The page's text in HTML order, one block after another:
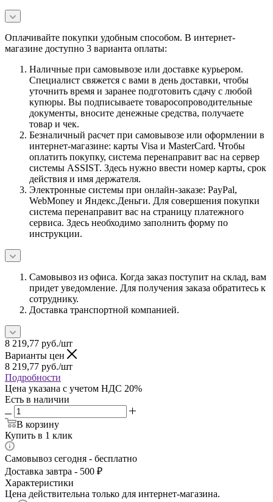
Оплачивайте покупки удобным способом. В интернет-
магазине доступно 3 варианта оплаты:
Наличные при самовывозе или доставке курьером.
Специалист свяжется с вами в день доставки, чтобы
уточнить время и заранее подготовить сдачу с любой
купюры. Вы подписываете товаросопроводительные
документы, вносите денежные средства, получаете
товар и чек.
Безналичный расчет при самовывозе или оформлении в
интернет-магазине: карты Visa и MasterCard. Чтобы
оплатить покупку, система перенаправит вас на сервер
системы ASSIST. Здесь нужно ввести номер карты, срок
действия и имя держателя.
Электронные системы при онлайн-заказе: PayPal,
WebMoney и Яндекс.Деньги. Для совершения покупки
система перенаправит вас на страницу платежного
сервиса. Здесь необходимо заполнить форму по
инструкции.
Самовывоз из офиса. Когда заказ поступит на склад, вам
придет уведомление. Для получения заказа обратитесь к
сотруднику.
Доставка транспортной компанией.
8 219,77 руб./шт
Варианты цен
8 219,77 руб./шт
Подробности
Цена указана с учетом НДС 20%
Есть в наличии
В корзину
Купить в 1 клик
Самовывоз сегодня - бесплатно
Доставка завтра - 500 ₽
Характеристики
Цена действительна только для интернет-магазина.